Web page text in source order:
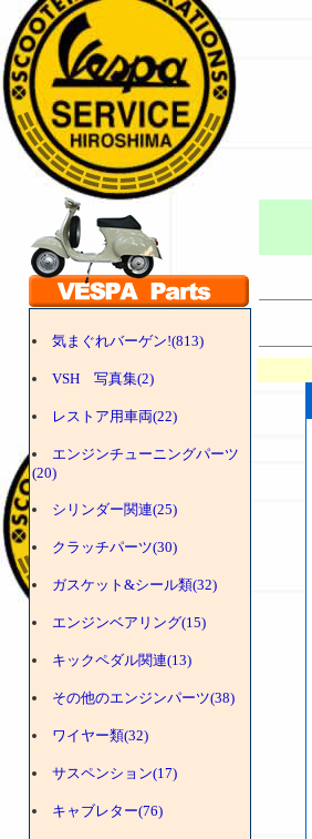
気まぐれバーゲン!(813)
VSH 写真集(2)
レストア用車両(22)
エンジンチューニングパーツ
(20)
シリンダー関連(25)
クラッチパーツ(30)
ガスケット&シール類(32)
エンジンベアリング(15)
キックペダル関連(13)
その他のエンジンパーツ(38)
ワイヤー類(32)
サスペンション(17)
キャブレター(76)